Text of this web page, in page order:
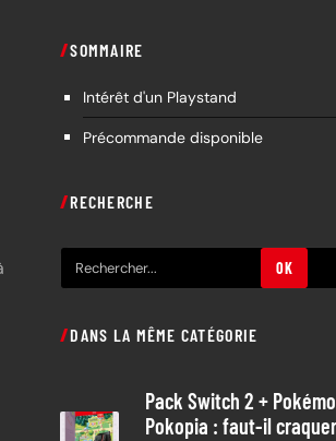
SOMMAIRE
Intérêt d'un Playstand
Précommande disponible
RECHERCHE
e
h
OK
DANS LA MÊME CATÉGORIE
Pack Switch 2 +
Pokopia : faut-il